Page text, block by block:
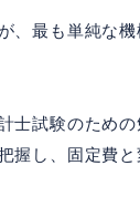
、最も単純な
士試験のため
握し、固定費